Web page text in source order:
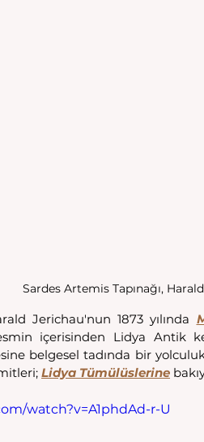
Sardes Artemis Tapınağı,
Jerichau'nun 1873 yılında
içerisinden Lidya Antik
belgesel tadında bir
Lidya Tümülüslerine
watch?v=A1phdAd-r-U